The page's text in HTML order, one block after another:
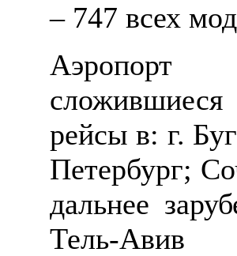
– 747 всех
сложившиеся
рейсы в: г.
Петербург;
дальнее
Тель-Авив